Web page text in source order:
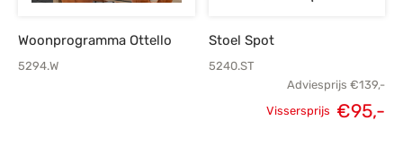
Woonprogramma Ottello
5294.W
Stoel Spot
5240.ST
Adviesprijs €139,-
Oorspronkelijke
Vissersprijs €95,-